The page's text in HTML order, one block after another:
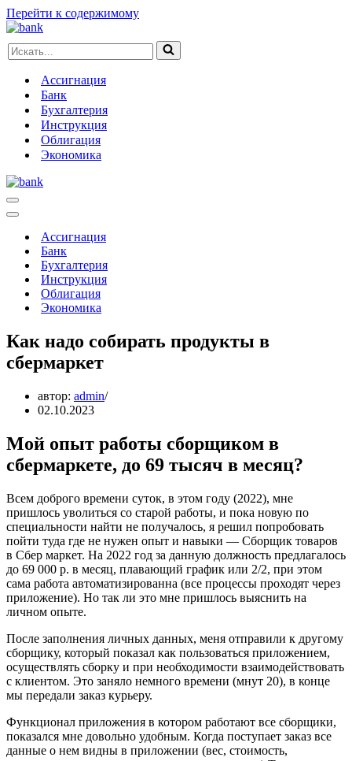
Перейти к содержимому
Искать...
Ассигнация
Банк
Бухгалтерия
Инструкция
Облигация
Экономика
Меню
навигации
Меню
навигацииАссигнация
Банк
Бухгалтерия
Инструкция
Облигация
Экономика
Как надо собирать продукты в
сбермаркет
автор: admin
02.10.2023
Мой опыт работы сборщиком в
сбермаркете, до 69 тысяч в месяц?
Всем доброго времени суток, в этом году (2022), мне
пришлось уволиться со старой работы, и пока новую по
специальности найти не получалось, я решил попробовать
пойти туда где не нужен опыт и навыки — Сборщик товаров
в Сбер маркет. На 2022 год за данную должность предлагалось
до 69 000 р. в месяц, плавающий график или 2/2, при этом
сама работа автоматизированна (все процессы проходят через
приложение). Но так ли это мне пришлось выяснить на
личном опыте.
После заполнения личных данных, меня отправили к другому
сборщику, который показал как пользоваться приложением,
осуществлять сборку и при необходимости взаимодействовать
с клиентом. Это заняло немного времени (мнут 20), в конце
мы передали заказ курьеру.
Функционал приложения в котором работают все сборщики,
показался мне довольно удобным. Когда поступает заказ все
данные о нем видны в приложении (вес, стоимость,